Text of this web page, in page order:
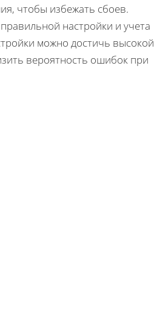
чтобы избежать сбоев.
настройки и учета
можно достичь высокой
вероятность ошибок при